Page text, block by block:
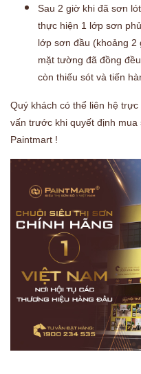
Sau 2 giờ khi đã sơn
thực hiện 1 lớp sơn
lớp sơn đầu (khoảng 2
mặt tường đã đồng
còn thiếu sót và tiến
Quý khách có thể liên hệ
vấn trước khi quyết định
Paintmart !